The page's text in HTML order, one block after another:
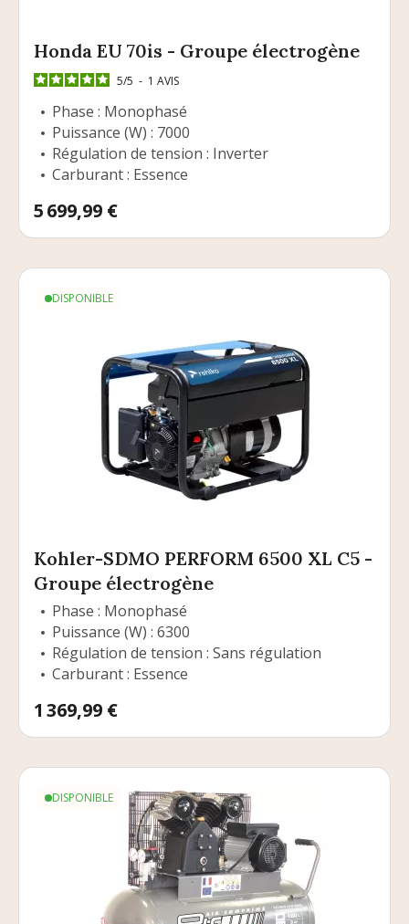
Honda EU 70is - Groupe électrogène
5/5 - 1 AVIS
Phase : Monophasé
Puissance (W) : 7000
Régulation de tension : Inverter
Carburant : Essence
Prix
5 699,99 €
DISPONIBLE
Kohler-SDMO PERFORM 6500 XL C5 -
Groupe électrogène
Phase : Monophasé
Puissance (W) : 6300
Régulation de tension : Sans régulation
Carburant : Essence
Prix
1 369,99 €
DISPONIBLE